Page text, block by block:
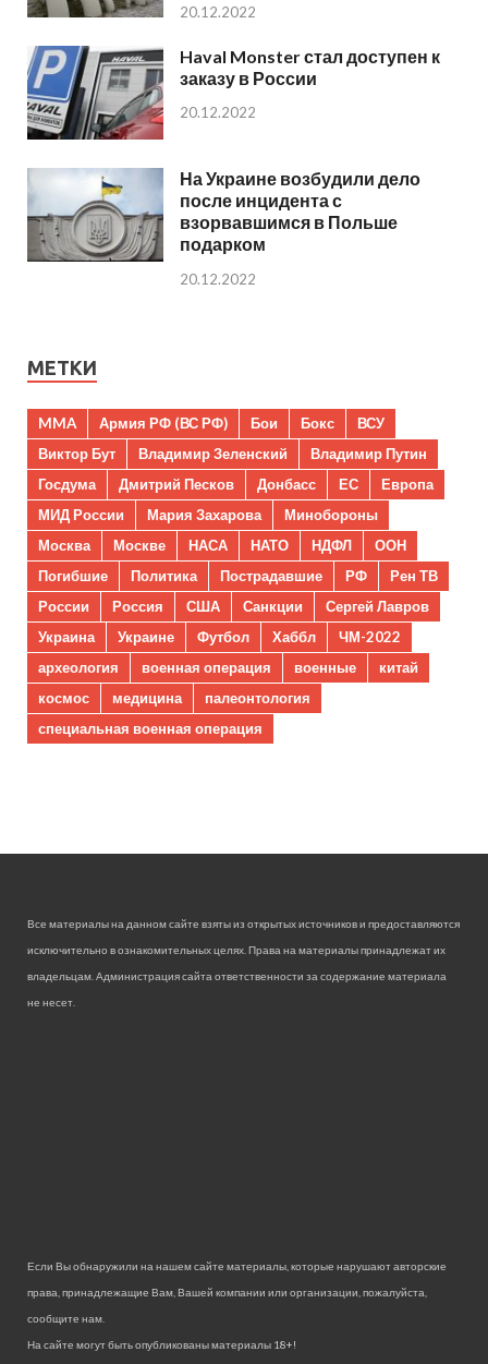
20.12.2022
Haval Monster стал доступен к
заказу в России
20.12.2022
На Украине возбудили дело
после инцидента с
взорвавшимся в Польше
подарком
20.12.2022
МЕТКИ
MMA Армия РФ (ВС РФ) Бои Бокс
ВСУ
Виктор Бут
Владимир Зеленский
Владимир Путин
Госдума
Дмитрий Песков Донбасс ЕС
Европа
МИД России
Мария Захарова
Минобороны
Москва
Москве НАСА НАТО НДФЛ
ООН
Погибшие
Политика Пострадавшие РФ
Рен ТВ
России
Россия США Санкции
Сергей Лавров
Украина
Украине Футбол Хаббл
ЧМ-2022
археология
военная операция военные
китай
космос
медицина
палеонтология
специальная военная операция
Все материалы на данном сайте взяты из открытых источников и предоставляются
исключительно в ознакомительных целях. Права на материалы принадлежат их
владельцам. Администрация сайта ответственности за содержание материала
не несет.
Если Вы обнаружили на нашем сайте материалы, которые нарушают авторские
права, принадлежащие Вам, Вашей компании или организации, пожалуйста,
сообщите нам.
На сайте могут быть опубликованы материалы 18+!